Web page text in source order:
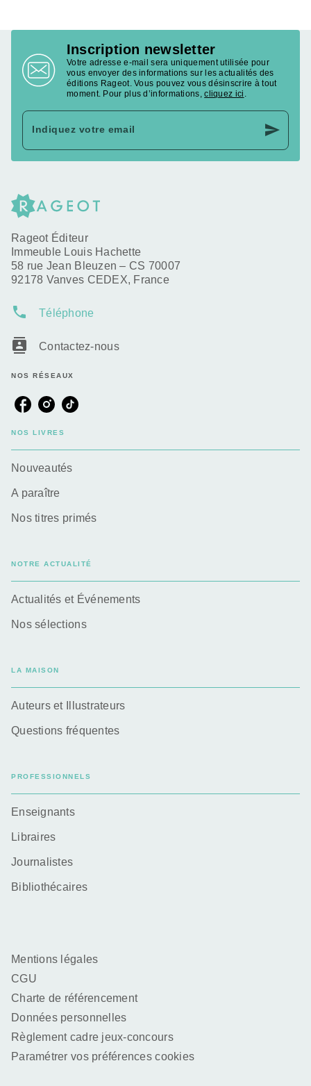
Inscription newsletter
Votre adresse e-mail sera uniquement utilisée pour
vous envoyer des informations sur les actualités des
éditions Rageot. Vous pouvez vous désinscrire à tout
moment. Pour plus d’informations,cliquez ici
Indiquez votre email send
Rageot Éditeur
Immeuble Louis Hachette
58 rue Jean Bleuzen – CS 70007
92178 Vanves CEDEX, France
phone Téléphone
contacts Contactez-nous
NOS RÉSEAUX
NOS LIVRES
Nouveautés
A paraître
Nos titres primés
NOTRE ACTUALITÉ
Actualités et Événements
Nos sélections
LA MAISON
Auteurs et Illustrateurs
Questions fréquentes
PROFESSIONNELS
Enseignants
Libraires
Journalistes
Bibliothécaires
Mentions légales
CGU
Charte de référencement
Données personnelles
Règlement cadre jeux-concours
Paramétrer vos préférences cookies